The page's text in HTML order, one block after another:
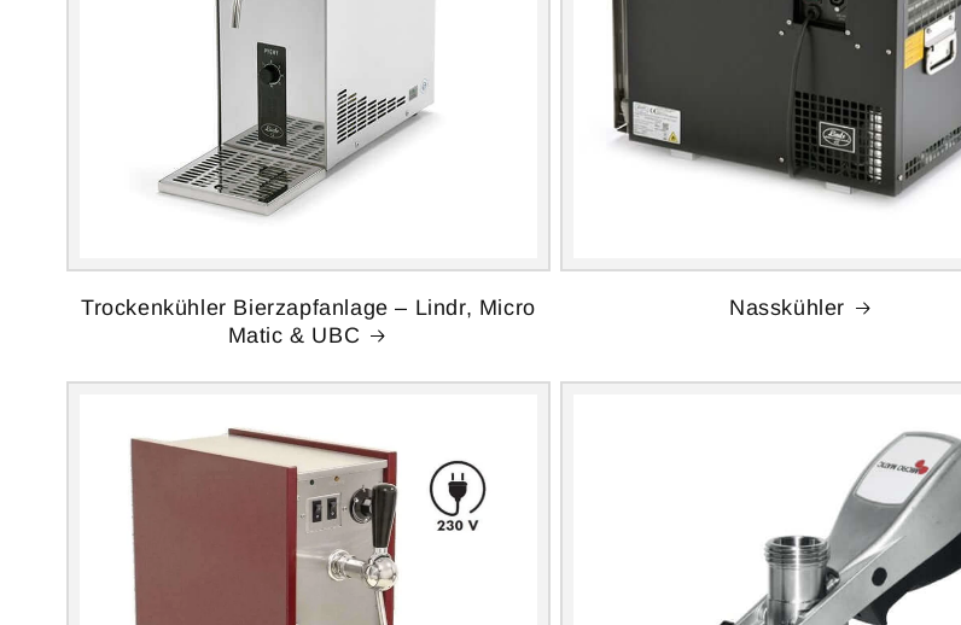
Trockenkühler Bierzapfanlage – Lindr, Micro
Matic & UBC
Nasskühler